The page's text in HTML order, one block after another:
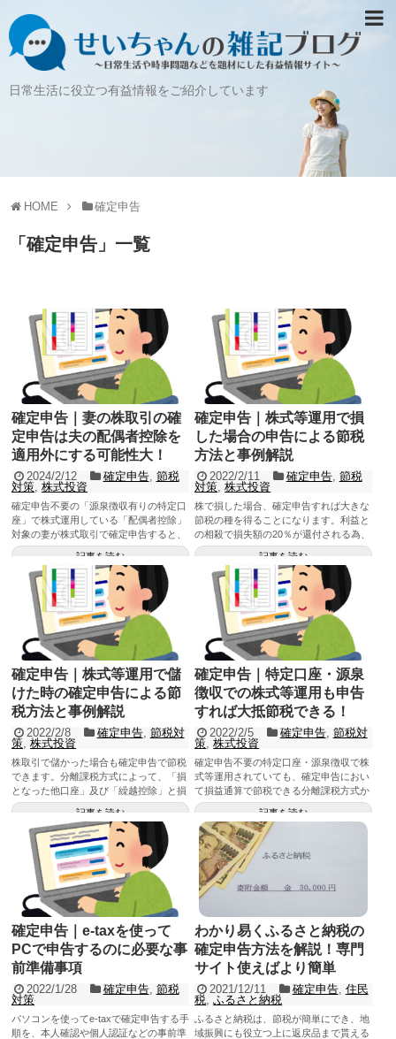
日常生活に役立つ有益情報をご紹介しています
HOME 確定申告
「 確定申告 」 一覧
確定申告｜妻の株取引の確
定申告は夫の配偶者控除を
適用外にする可能性大！
2024/2/12 確定申告, 節税
対策 株式投資
確定申告不要の「源泉徴収有りの特定口
座」で株式運用している「配偶者控除」
対象の妻が株式取引で確定申告すると、
「配偶者控除」が適用除外になる可能性
で大きなデメリットに繋がりかねず確定
申告には慎重であるべきです！
記事を読む
確定申告｜株式等運用で損
した場合の申告による節税
方法と事例解説
2022/2/11 確定申告, 節税
対策 ,株式投資
株で損した場合、確定申告すれば大きな
節税の種を得ることになります。利益と
の相殺で損失額の20％が還付される為、
損失が大きいほど還付額は大きくなりま
産形成のツールになるので確定申告を怠
らない事が重要です！
記事を読む
確定申告｜株式等運用で儲
けた時の確定申告による節
税方法と事例解説
2022/2/8 確定申告, 節税対
策 株式投資
株取引で儲かった場合も確定申告で節税
できます。分離課税方式によって、「損
となった他口座」及び「繰越控除」と損
益通算する方法と、総合課税方式によ
に合算して所得税率を適用の上「所得控
除」を受ける方法があります。
記事を読む
確定申告｜特定口座・源泉
徴収での株式等運用も申告
すれば大抵節税できる！
2022/2/5 確定申告, 節税対
策 ,株式投資
確定申告不要の特定口座・源泉徴収で株
式等運用されていても、確定申告におい
て損益通算で節税できる分離課税方式か
配当を給与所得と同等扱いにし配当控除
るで20％の高い税金を軽減できる節税が
可能になります！
記事を読む
確定申告｜e-taxを使って
PCで申告するのに必要な事
前準備事項
2022/1/28 確定申告, 節税
対策
パソコンを使ってe-taxで確定申告する手
順を、本人確認や個人認証などの事前準
わかり易くふるさと納税の
確定申告方法を解説！専門
サイト使えばより簡単
2021/12/11 確定申告, 住民
税 ,ふるさと納税
ふるさと納税は、節税が簡単にでき、地
域振興にも役立つ上に返戻品まで貰える